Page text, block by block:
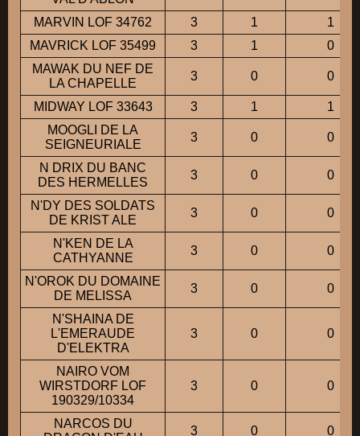
MARVIN LOF 34762
3 1
1
MAVRICK LOF 35499
3 1
0
MAWAK DU NEF DE
LA CHAPELLE
3 0 0
MIDWAY LOF 33643 3 1
1
MOOGLI DE LA
SEIGNEURIALE
3 0 0
N DRIX DU BANC
DES HERMELLES
3 0 0
N'DY DES SOLDATS
DE KRIST ALE
3 0 0
N'KEN DE LA
CATHYANNE
3 0 0
N'OROK DU DOMAINE
DE MELISSA
3 0 0
N'SHAINA DE
L'EMERAUDE
D'ELEKTRA
3 0 0
NAIRO VOM
WIRSTDORF LOF
190329/10334
3 0 0
NARCOS DU
3 0 0